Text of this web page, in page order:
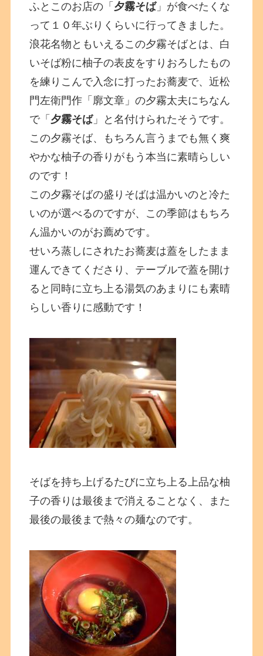
ふとこのお店の「 夕霧そば」が食べたくな
って１０年ぶりくらいに行ってきました。
浪花名物ともいえるこの夕霧そばとは、白
いそば粉に柚子の表皮をすりおろしたもの
を練りこんで入念に打ったお蕎麦で、近松
門左衛門作「廓文章」の夕霧太夫にちなん
で「 夕霧そば」と名付けられたそうです。
この夕霧そば、もちろん言うまでも無く爽
やかな柚子の香りがもう本当に素晴らしい
のです！
この夕霧そばの盛りそばは温かいのと冷た
いのが選べるのですが、この季節はもちろ
ん温かいのがお薦めです。
せいろ蒸しにされたお蕎麦は蓋をしたまま
運んできてくださり、テーブルで蓋を開け
ると同時に立ち上る湯気のあまりにも素晴
らしい香りに感動です！
そばを持ち上げるたびに立ち上る上品な柚
子の香りは最後まで消えることなく、また
最後の最後まで熱々の麺なのです。